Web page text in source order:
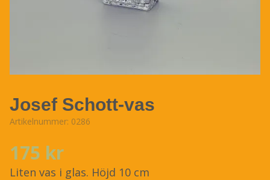
Josef Schott-vas
Artikelnummer: 0286
175 kr
Liten vas i glas. Höjd 10 cm